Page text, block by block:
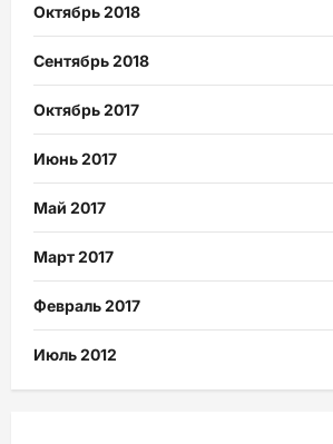
Октябрь 2018
Сентябрь 2018
Октябрь 2017
Июнь 2017
Май 2017
Март 2017
Февраль 2017
Июль 2012